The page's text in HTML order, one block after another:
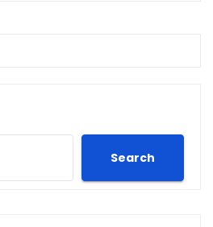
Search